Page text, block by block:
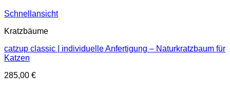
Schnellansicht
Kratzbäume
catzup classic | individuelle Anfertigung – Naturkratzbaum für
Katzen
285,00 €